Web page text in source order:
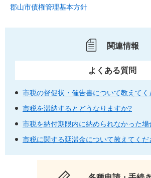
郡山市債権管理基本方針
関連情報
よくある質問
市税の督促状・催告書について教えてく
市税を滞納するとどうなりますか?
市税を納付期限内に納められなかった
市税に関する延滞金について教えてくだ